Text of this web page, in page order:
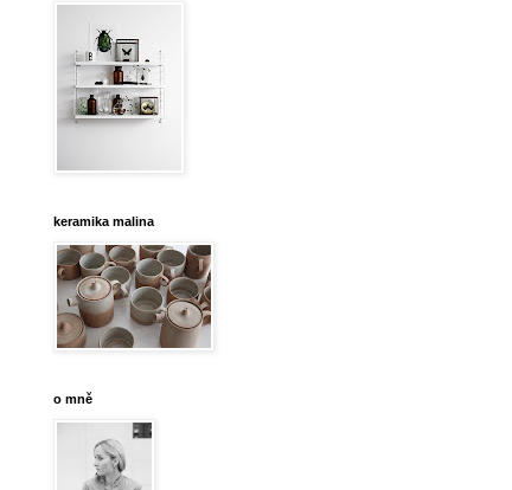
keramika malina
o mně